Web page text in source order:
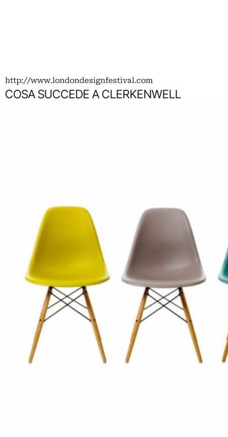
http://www.londondesignfestival.com
COSA SUCCEDE A CLERKENWELL